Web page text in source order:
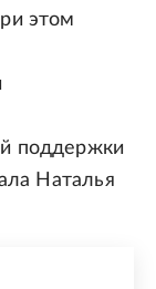
этом
поддержки
Наталья